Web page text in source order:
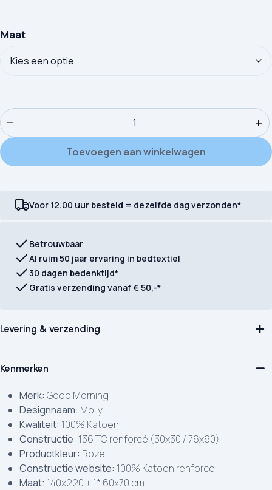
Maat
Kinderdekbedovertrek Good Morning Molly aantal
− +
Toevoegen aan winkelwagen
Voor 12.00 uur besteld = dezelfde dag verzonden*
Betrouwbaar
Al ruim 50 jaar ervaring in bedtextiel
30 dagen bedenktijd*
Gratis verzending vanaf € 50,-*
Levering & verzending
Kenmerken
Merk: Good Morning
Designnaam: Molly
Kwaliteit: 100% Katoen
Constructie: 136 TC renforcé (30x30 / 76x60)
Productkleur: Roze
Constructie website: 100% Katoen renforcé
Maat: 140x220 + 1* 60x70 cm